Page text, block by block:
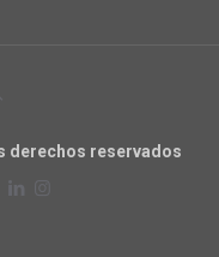
derechos reservados